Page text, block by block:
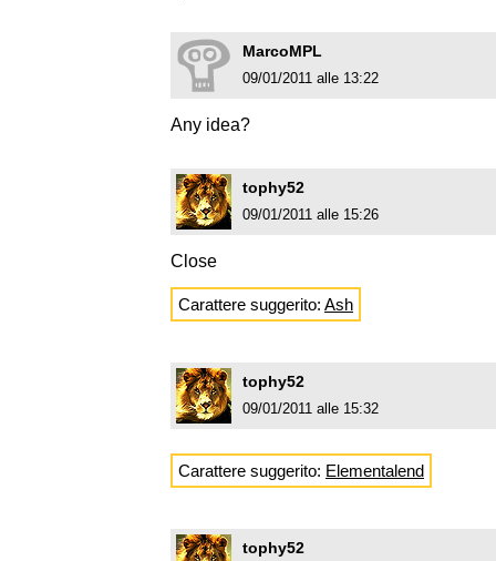
MarcoMPL
09/01/2011 alle 13:22
Any idea?
tophy52
09/01/2011 alle 15:26
Close
Carattere suggerito: Ash
tophy52
09/01/2011 alle 15:32
Carattere suggerito: Elementalend
tophy52